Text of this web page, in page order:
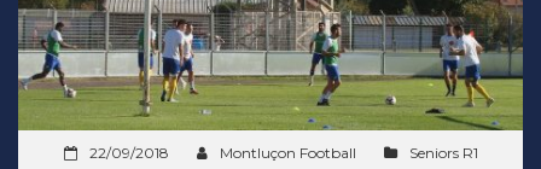
22/09/2018 Montluçon Football
Seniors R1